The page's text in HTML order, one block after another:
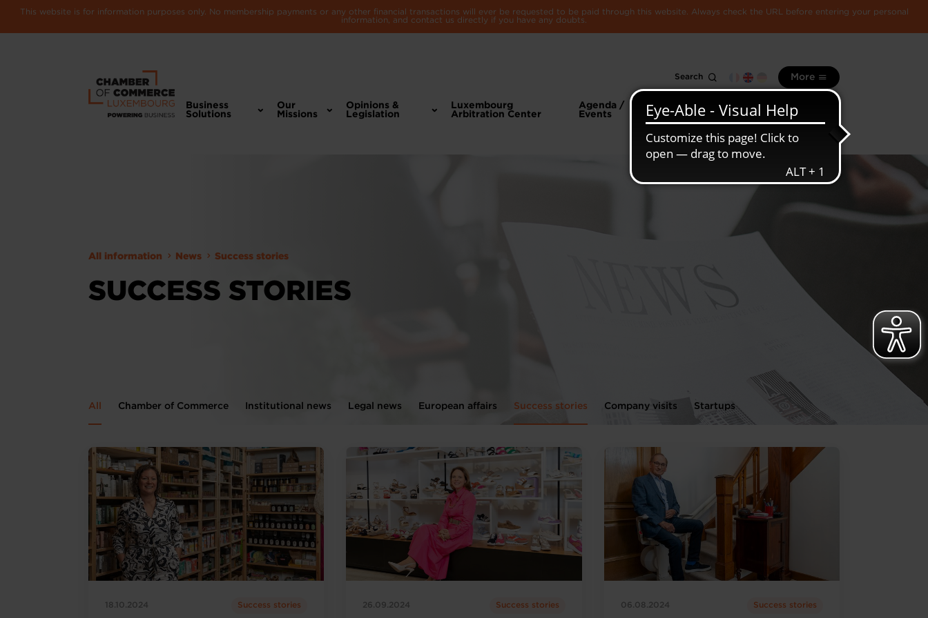
This website is for information purposes only. No membership payments or any other financial transactions will ever be requested to be paid through this website. Always check the URL before entering your personal
information, and contact us directly if you have any doubts.
Search More
Business
Solutions
Our
Missions
Opinions &
Legislation
Luxembourg
Arbitration Center
Agenda /
Events
information
Luxembourg
economy
All information News Success stories
SUCCESS STORIES
All Chamber of Commerce Institutional news Legal news European affairs Success stories Company visits Startups
18.10.2024 Success stories 26.09.2024 Success stories 06.08.2024 Success stories